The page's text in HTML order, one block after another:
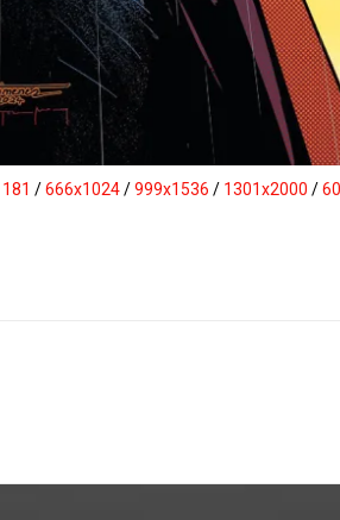
/666x1024/999x1536 / 1301x2000 /